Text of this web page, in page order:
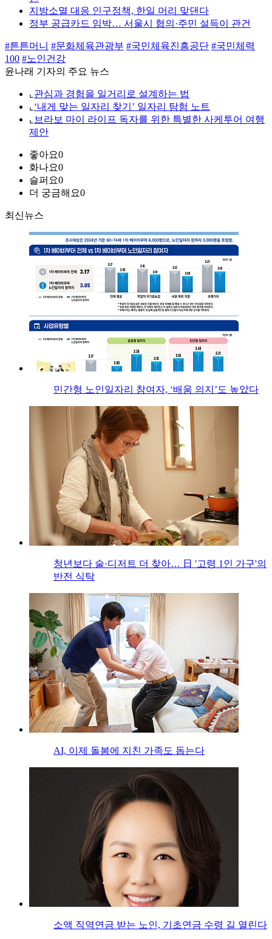
지방소멸 대응 인구정책, 한일 머리 맞댄다
정부 공급카드 임박… 서울시 협의·주민 설득이 관건
#튼튼머니 #문화체육관광부 #국민체육진흥공단 #국민체력
100 #노인건강
윤나래 기자의 주요 뉴스
⌞ 관심과 경험을 일거리로 설계하는 법
⌞ ‘내게 맞는 일자리 찾기’ 일자리 탐험 노트
⌞ 브라보 마이 라이프 독자를 위한 특별한 사케투어 여행
제안
좋아요0
화나요0
슬퍼요0
더 궁금해요0
최신뉴스
민간형 노인일자리 참여자, ‘배움 의지’도 높았다
청년보다 술·디저트 더 찾아… 日 '고령 1인 가구'의
반전 식탁
AI, 이제 돌봄에 지친 가족도 돕는다
소액 직역연금 받는 노인, 기초연금 수령 길 열린다